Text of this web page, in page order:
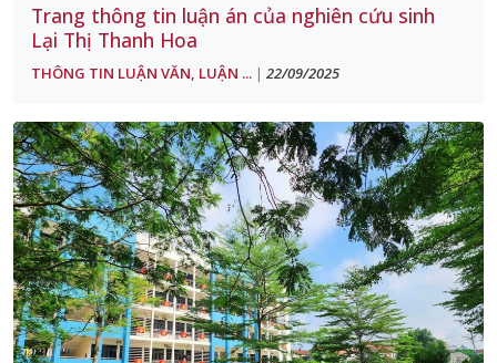
Trang thông tin luận án của nghiên cứu sinh
Lại Thị Thanh Hoa
THÔNG TIN LUẬN VĂN, LUẬN ... | 22/09/2025